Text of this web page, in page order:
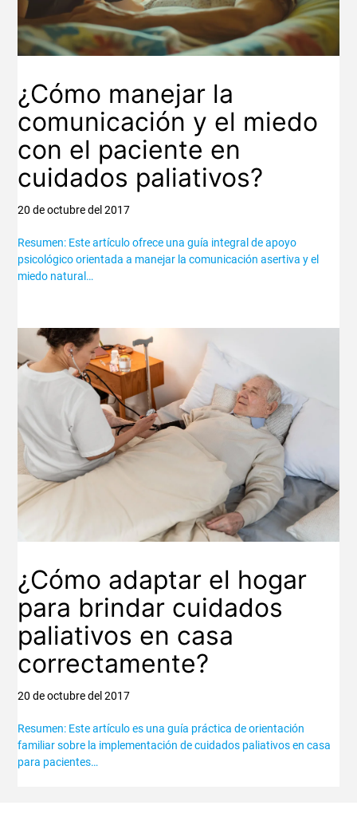
¿Cómo manejar la
comunicación y el miedo
con el paciente en
cuidados paliativos?
20 de octubre del 2017
Resumen: Este artículo ofrece una guía integral de apoyo
psicológico orientada a manejar la comunicación asertiva y el
miedo natural…
¿Cómo adaptar el hogar
para brindar cuidados
paliativos en casa
correctamente?
20 de octubre del 2017
Resumen: Este artículo es una guía práctica de orientación
familiar sobre la implementación de cuidados paliativos en casa
para pacientes…